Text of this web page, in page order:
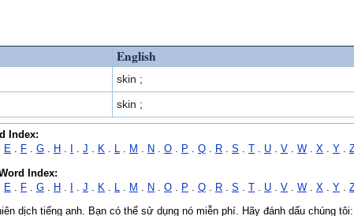
English
skin ;
skin ;
Index:
E . F . G . H . . J . K . L . M . N . O . P . Q . R . S . . U . V . W . X . Y .
Index:
E F G H J K M N O P Q R S T U V W X Y
dịch tiếng anh. Bạn có thể sử dụng nó miễn phí. Hãy đánh dấu chúng tôi: